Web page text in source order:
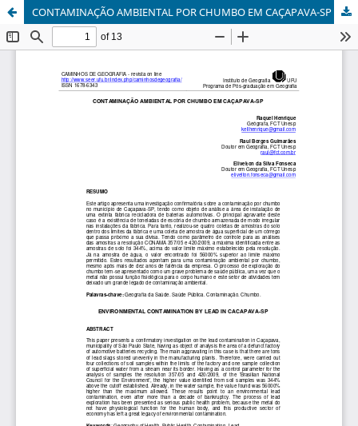
CONTAMINAÇÃO AMBIENTAL POR CHUMBO EM CAÇAPAVA-SP